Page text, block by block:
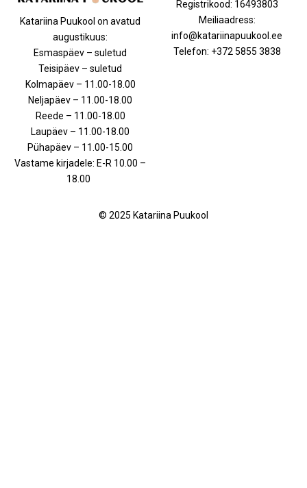
Katariina Puukool on avatud
augustikuus:
Esmaspäev – suletud
Teisipäev – suletud
Kolmapäev – 11.00-18.00
Neljapäev – 11.00-18.00
Reede – 11.00-18.00
Laupäev – 11.00-18.00
Pühapäev – 11.00-15.00
Vastame kirjadele: E-R 10.00 –
18.00
Registrikood: 16493803
Meiliaadress:
info@katariinapuukool.ee
Telefon: +372 5855 3838
© 2025 Katariina Puukool